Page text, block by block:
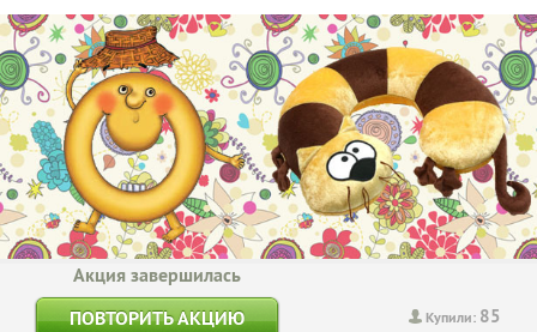
Купили: 85
Акция завершилась
ПОВТОРИТЬ АКЦИЮ